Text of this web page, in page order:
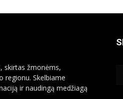
skirtas žmonėms,
regionu. Skelbiame
ir naudingą medžiagą